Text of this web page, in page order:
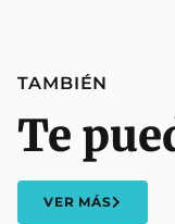
TAMBIÉN
Te
VER MÁS